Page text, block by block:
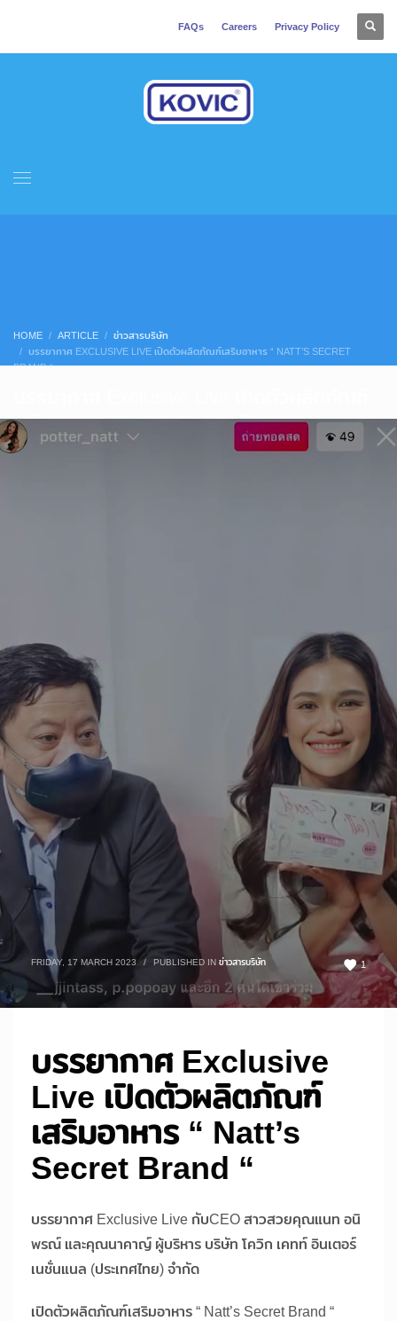
FAQs Careers Privacy Policy
HOME ARTICLE
ข่าวสารบริษัท
บรรยากาศ EXCLUSIVE LIVE เปิดตัวผลิตภัณฑ์เสริมอาหาร “ NATT’S SECRET
BRAND “
เสริมอาหาร “ Natt’s Secret Brand “
1
FRIDAY, 17 MARCH 2023 / PUBLISHED INข่าวสารบริษัท
บรรยากาศ Exclusive
Live เปิดตัวผลิตภัณฑ์
เสริมอาหาร “ Natt’s
Secret Brand “
บรรยากาศ Exclusive Live กับCEO สาวสวยคุณแนท อนิ
พรณ์ และคุณนาคาญ์ ผู้บริหาร บริษัท โควิก เคทท์ อินเตอร์
เนชั่นแนล (ประเทศไทย) จำกัด
เปิดตัวผลิตภัณฑ์เสริมอาหาร “ Natt’s Secret Brand “